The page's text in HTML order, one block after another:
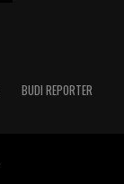
BUDI REPORTER